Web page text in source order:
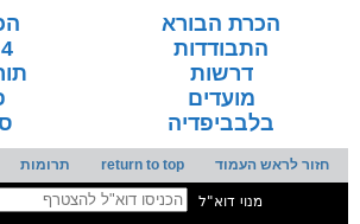
הכרת הבורא
התבודדות
4 היסודות
דרשות
מועדים
בלבביפדיה
חזור לראש העמוד return to top תרומות
מנוי דוא"ל